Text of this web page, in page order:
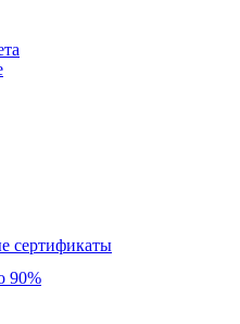
сертификаты
90%